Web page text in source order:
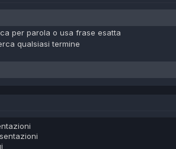
per parola o usa frase esatta
qualsiasi termine